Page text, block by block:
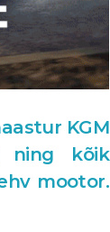
KGM
ning kõik
mootor.